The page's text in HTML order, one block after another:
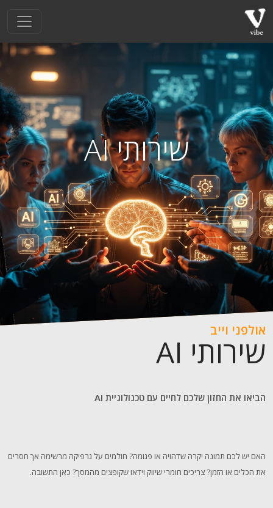
שירותי AI
אולפני וייב
שירותי AI
הביאו את החזון שלכם לחיים עם טכנולוגיית AI
האם יש לכם תמונה יקרה שדהויה או פגומה? חולמים על גרפיקה מרשימה אך חסרים
את הכלים או הזמן? צריכים חומרי שיווק וידאו שקופצים מהמסך? כאן התשובה.